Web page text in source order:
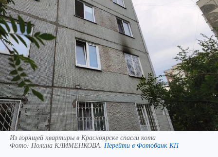
Из горящей квартиры в Красноярске спасли кота
Фото: Полина КЛИМЕНКОВА. Перейти в Фотобанк КП